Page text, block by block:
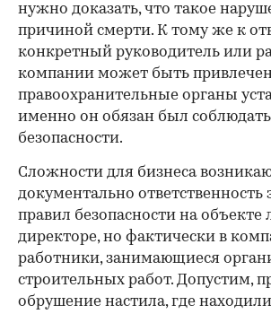
нужно доказать, что такое
причиной смерти. К тому же к
конкретный руководитель или
компании может быть
правоохранительные органы
именно он обязан был
безопасности.
Сложности для бизнеса
документально ответственность
правил безопасности на объекте
директоре, но фактически в
работники, занимающиеся
строительных работ. Допустим,
обрушение настила, где